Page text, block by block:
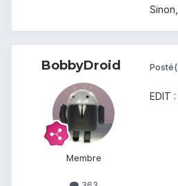
BobbyDroid
Membre
EDIT